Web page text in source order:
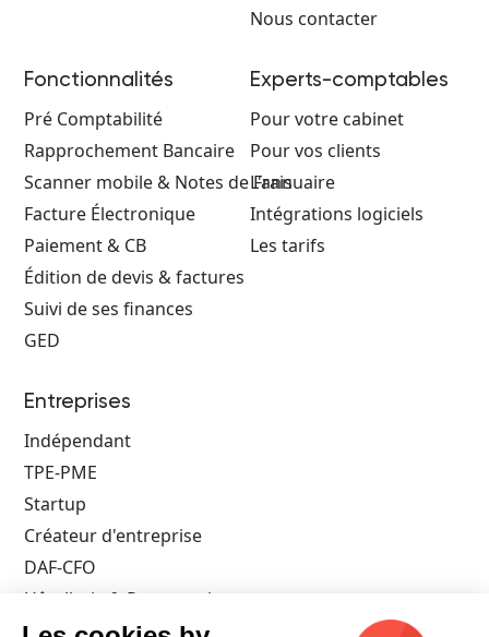
Nous contacter
Fonctionnalités
Pré Comptabilité
Rapprochement Bancaire
Scanner mobile & Notes de Frais
Facture Électronique
Paiement & CB
Édition de devis & factures
Suivi de ses finances
GED
Experts-comptables
Pour votre cabinet
Pour vos clients
L'annuaire
Intégrations logiciels
Les tarifs
Entreprises
Indépendant
TPE-PME
Startup
Créateur d'entreprise
DAF-CFO
Hôtellerie & Restauration
Architecte